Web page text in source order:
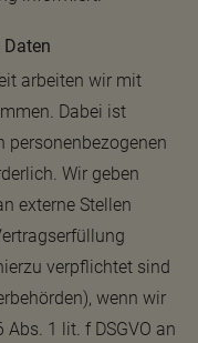
arbeiten wir mit
Dabei ist
personenbezogenen
Wir geben
externe Stellen
verpflichtet sind
wenn wir
1 lit. f DSGVO an